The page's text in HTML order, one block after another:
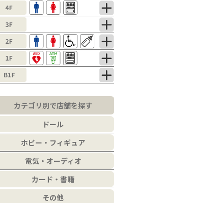
カテゴリ別で店舗を探す
ドール
ホビー・フィギュア
電気・オーディオ
カード・書籍
その他